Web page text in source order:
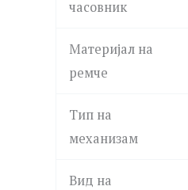
часовник
Материјал на
ремче
Тип на
механизам
Вид на